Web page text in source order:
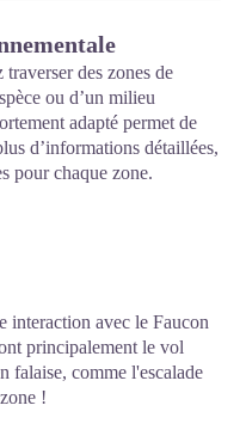
des zones de
ou d’un milieu
adapté permet de
d’informations détaillées,
pour chaque zone.
interaction avec le Faucon
principalement le vol
falaise, comme l'escalade
!